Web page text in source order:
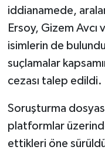
iddianamede,
Ersoy, Gizem
isimlerin de
suçlamalar
cezası talep edildi.
Soruşturma
platformlar
ettikleri öne